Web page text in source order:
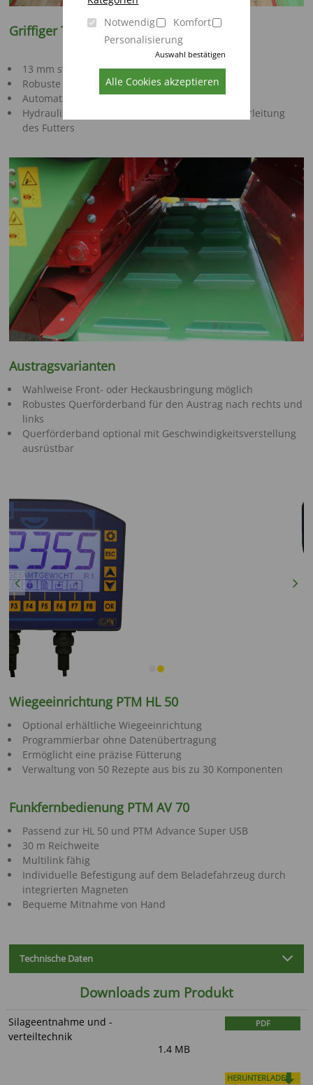
Notwendig
Komfort
Personalisierung
Auswahl bestätigen
Alle Cookies akzeptieren
Griffiger Transportboden
13 mm starke Kratzbodenketten
Robuste Leisten für höchste Beanspruchung
Automatische Kettenspannung
Hydraulischer Vorschub für Gleichmäßige Weiterleitung
des Futters
Austragsvarianten
Wahlweise Front- oder Heckausbringung möglich
Robustes Querförderband für den Austrag nach rechts und
links
Querförderband optional mit Geschwindigkeitsverstellung
ausrüstbar
Previous
Wiegeeinrichtung PTM HL 50
Optional erhältliche Wiegeeinrichtung
Programmierbar ohne Datenübertragung
Ermöglicht eine präzise Fütterung
Verwaltung von 50 Rezepte aus bis zu 30 Komponenten
Funkfernbedienung PTM AV 70
Passend zur HL 50 und PTM Advance Super USB
30 m Reichweite
Multilink fähig
Individuelle Befestigung auf dem Beladefahrzeug durch
integrierten Magneten
Bequeme Mitnahme von Hand
Technische Daten
Downloads zum Produkt
Silageentnahme und -
verteiltechnik
PDF
1.4 MB
HERUNTERLADEN